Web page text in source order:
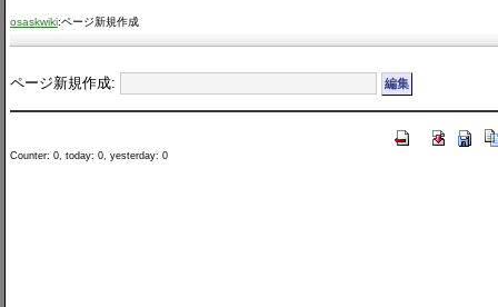
osaskwiki:ページ新規作成
ページ新規作成:
Counter: 0, today: 0, yesterday: 0